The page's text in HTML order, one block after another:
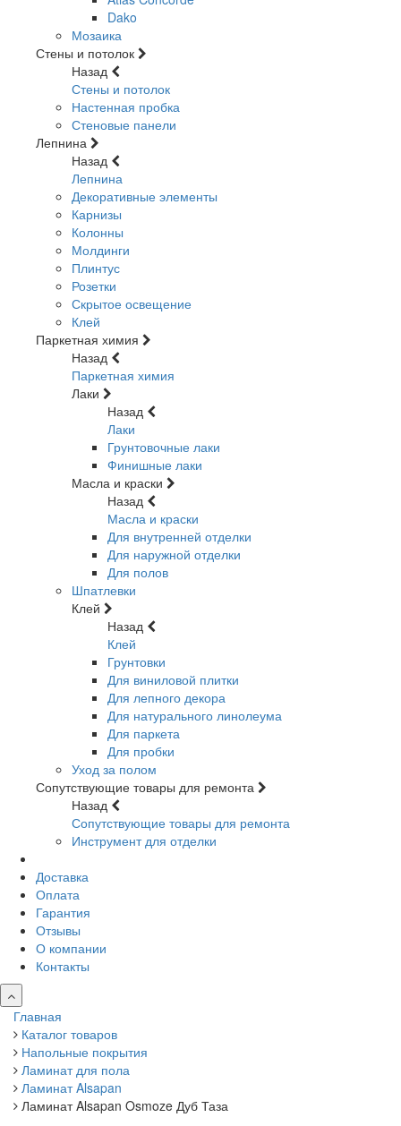
Dako
Мозаика
Стены и потолок
Назад
Стены и потолок
Настенная пробка
Стеновые панели
Лепнина
Назад
Лепнина
Декоративные элементы
Карнизы
Колонны
Молдинги
Плинтус
Розетки
Скрытое освещение
Клей
Паркетная химия
Назад
Паркетная химия
Лаки
Назад
Лаки
Грунтовочные лаки
Финишные лаки
Масла и краски
Назад
Масла и краски
Для внутренней отделки
Для наружной отделки
Для полов
Шпатлевки
Клей
Назад
Клей
Грунтовки
Для виниловой плитки
Для лепного декора
Для натурального линолеума
Для паркета
Для пробки
Уход за полом
Сопутствующие товары для ремонта
Назад
Сопутствующие товары для ремонта
Инструмент для отделки
Доставка
Оплата
Гарантия
Отзывы
О компании
Контакты
Главная
Каталог товаров
Напольные покрытия
Ламинат для пола
Ламинат Alsapan
Ламинат Alsapan Osmoze Дуб Таза